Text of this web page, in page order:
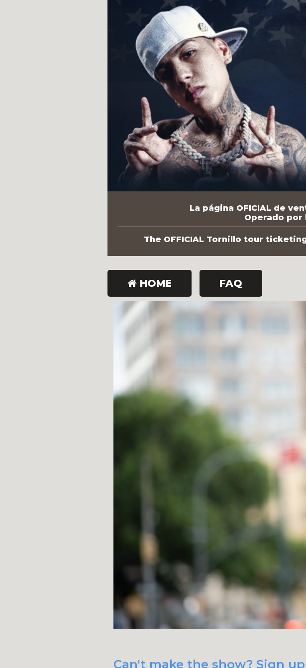
La página OFICIAL de
Operado por
The OFFICIAL Tornillo tour
HOME FAQ
Can't make the show? Sign